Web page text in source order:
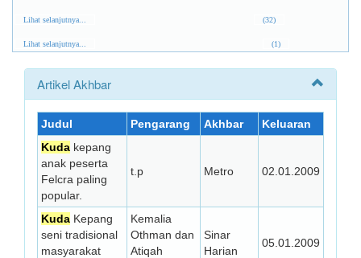
Lihat selanjutnya... (32)
Lihat selanjutnya... (1)
Artikel Akhbar
Judul Pengarang Akhbar
Keluaran
Kuda kepang
anak peserta
Felcra paling
popular.
t.p Metro 02.01.2009
Kuda Kepang
seni tradisional
masyarakat
Kemalia
Othman dan
Atiqah
Sinar
Harian
05.01.2009